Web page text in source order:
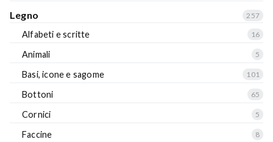
Legno 257
Alfabeti e scritte 16
Animali 5
Basi, icone e sagome 101
Bottoni 65
Cornici 5
Faccine 8